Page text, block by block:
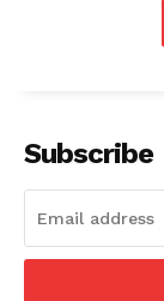
Subscribe